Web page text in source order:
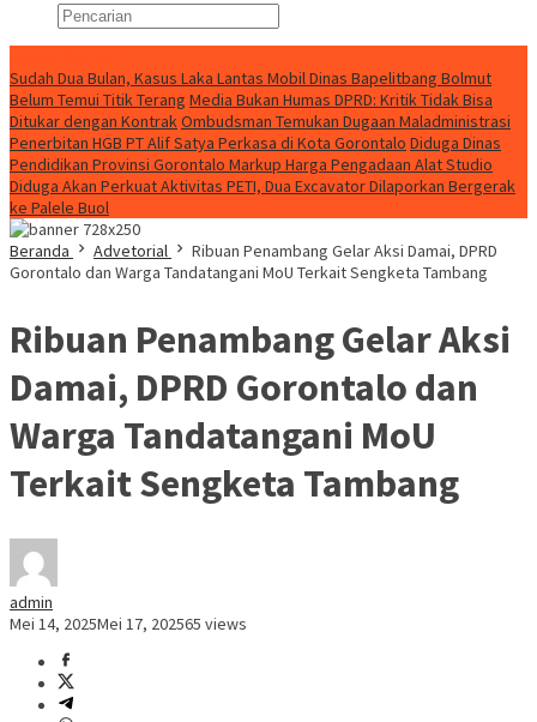
Sudah Dua Bulan, Kasus Laka Lantas Mobil Dinas Bapelitbang Bolmut
Belum Temui Titik Terang Media Bukan Humas DPRD: Kritik Tidak Bisa
Ditukar dengan KontrakOmbudsman Temukan Dugaan Maladministrasi
Penerbitan HGB PT Alif Satya Perkasa di Kota Gorontalo Diduga Dinas
Pendidikan Provinsi Gorontalo Markup Harga Pengadaan Alat Studio
Diduga Akan Perkuat Aktivitas PETI, Dua Excavator Dilaporkan Bergerak
ke Palele Buol
Beranda
Advetorial
Ribuan Penambang Gelar Aksi Damai, DPRD
Gorontalo dan Warga Tandatangani MoU Terkait Sengketa Tambang
Ribuan Penambang Gelar Aksi
Damai, DPRD Gorontalo dan
Warga Tandatangani MoU
Terkait Sengketa Tambang
admin
Mei 14, 2025Mei 17, 202565 views